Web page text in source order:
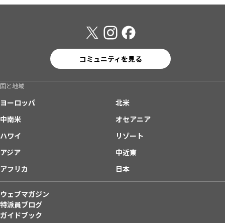
コミュニティを見る
国と地域
ヨーロッパ
北米
中南米
オセアニア
ハワイ
リゾート
アジア
中近東
アフリカ
日本
ウェブマガジン
特派員ブログ
ガイドブック